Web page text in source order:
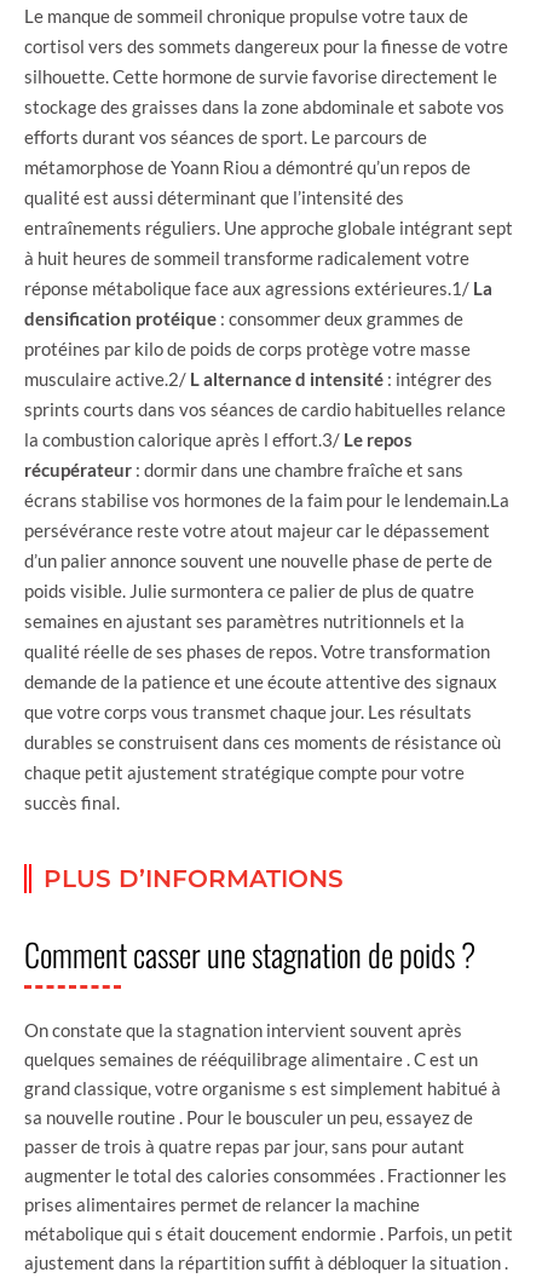
Le manque de sommeil chronique propulse votre taux de
cortisol vers des sommets dangereux pour la finesse de votre
silhouette. Cette hormone de survie favorise directement le
stockage des graisses dans la zone abdominale et sabote vos
efforts durant vos séances de sport. Le parcours de
métamorphose de Yoann Riou a démontré qu’un repos de
qualité est aussi déterminant que l’intensité des
entraînements réguliers. Une approche globale intégrant sept
à huit heures de sommeil transforme radicalement votre
réponse métabolique face aux agressions extérieures.1/ La
densification protéique : consommer deux grammes de
protéines par kilo de poids de corps protège votre masse
musculaire active.2/ L alternance d intensité : intégrer des
sprints courts dans vos séances de cardio habituelles relance
la combustion calorique après l effort.3/ Le repos
récupérateur : dormir dans une chambre fraîche et sans
écrans stabilise vos hormones de la faim pour le lendemain.La
persévérance reste votre atout majeur car le dépassement
d’un palier annonce souvent une nouvelle phase de perte de
poids visible. Julie surmontera ce palier de plus de quatre
semaines en ajustant ses paramètres nutritionnels et la
qualité réelle de ses phases de repos. Votre transformation
demande de la patience et une écoute attentive des signaux
que votre corps vous transmet chaque jour. Les résultats
durables se construisent dans ces moments de résistance où
chaque petit ajustement stratégique compte pour votre
succès final.
PLUS D’INFORMATIONS
Comment casser une stagnation de poids ?
On constate que la stagnation intervient souvent après
quelques semaines de rééquilibrage alimentaire . C est un
grand classique, votre organisme s est simplement habitué à
sa nouvelle routine . Pour le bousculer un peu, essayez de
passer de trois à quatre repas par jour, sans pour autant
augmenter le total des calories consommées . Fractionner les
prises alimentaires permet de relancer la machine
métabolique qui s était doucement endormie . Parfois, un petit
ajustement dans la répartition suffit à débloquer la situation .